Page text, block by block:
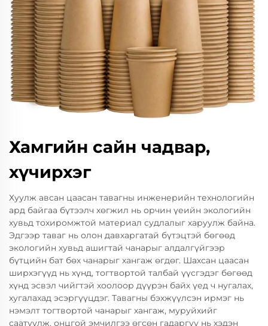
Хамгийн сайн чадвар,
хүчирхэг
Хуулж авсан цаасан тавагны инженерийн технологийн
ард байгаа бүтээлч хөгжил нь орчин үеийн экологийн
хувьд тохиромжтой материал судлалыг харуулж байна.
Эдгээр таваг нь олон давхаргатай бүтэцтэй бөгөөд
экологийн хувьд ашигтай чанарыг алдалгүйгээр
бүтцийн бат бөх чанарыг хангаж өгдөг. Шахсан цаасан
ширхэгүүд нь хүнд, тогтвортой талбай үүсгэдэг бөгөөд
хүнд эсвэл чийгтэй хоолоор дүүрэн байх үед ч нугалах,
хугалахад эсэргүүцдэг. Тавагны бэхжүүлсэн ирмэг нь
нэмэлт тогтвортой чанарыг хангаж, муруйхийг
саатуулж, онцгой эмчилгээ өгсөн гадаргуу нь хэдэн